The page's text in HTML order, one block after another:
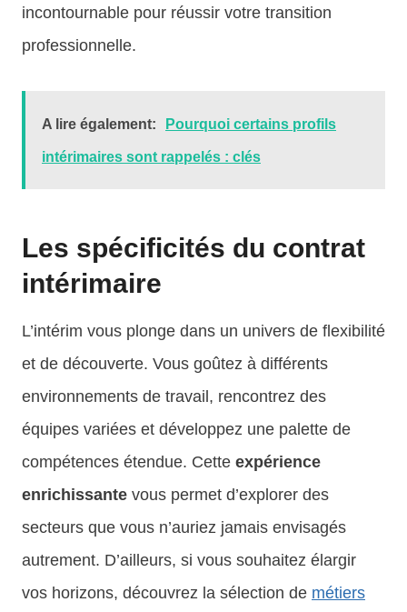
incontournable pour réussir votre transition
professionnelle.
A lire également: Pourquoi certains profils
intérimaires sont rappelés : clés
Les spécificités du contrat
intérimaire
L’intérim vous plonge dans un univers de flexibilité
et de découverte. Vous goûtez à différents
environnements de travail, rencontrez des
équipes variées et développez une palette de
compétences étendue. Cette expérience
enrichissante vous permet d’explorer des
secteurs que vous n’auriez jamais envisagés
autrement. D’ailleurs, si vous souhaitez élargir
vos horizons, découvrez la sélection de métiers